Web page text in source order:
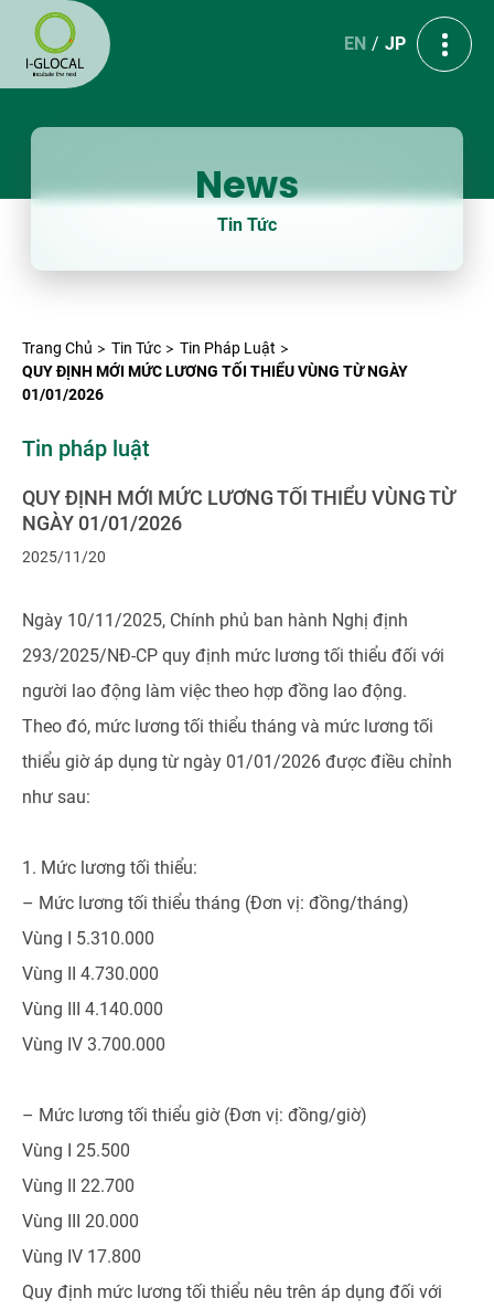
EN JP
News
Tin Tức
Trang Chủ Tin Tức
Tin Pháp Luật
QUY ĐỊNH MỚI MỨC LƯƠNG TỐI THIỂU VÙNG TỪ NGÀY
01/01/2026
Tin pháp luật
QUY ĐỊNH MỚI MỨC LƯƠNG TỐI THIỂU VÙNG TỪ
NGÀY 01/01/2026
2025/11/20
Ngày 10/11/2025, Chính phủ ban hành Nghị định
293/2025/NĐ-CP quy định mức lương tối thiểu đối với
người lao động làm việc theo hợp đồng lao động.
Theo đó, mức lương tối thiểu tháng và mức lương tối
thiểu giờ áp dụng từ ngày 01/01/2026 được điều chỉnh
như sau:
1. Mức lương tối thiểu:
– Mức lương tối thiểu tháng (Đơn vị: đồng/tháng)
Vùng I 5.310.000
Vùng II 4.730.000
Vùng III 4.140.000
Vùng IV 3.700.000
– Mức lương tối thiểu giờ (Đơn vị: đồng/giờ)
Vùng I 25.500
Vùng II 22.700
Vùng III 20.000
Vùng IV 17.800
Quy định mức lương tối thiểu nêu trên áp dụng đối với